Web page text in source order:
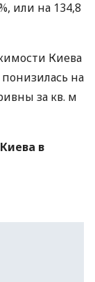
или на 134,8
Киева
на
за кв. м
в